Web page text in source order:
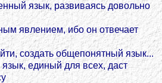
язык, развиваясь довольно
явлением, ибо он отвечает
создать общепонятный язык...
единый для всех, даст